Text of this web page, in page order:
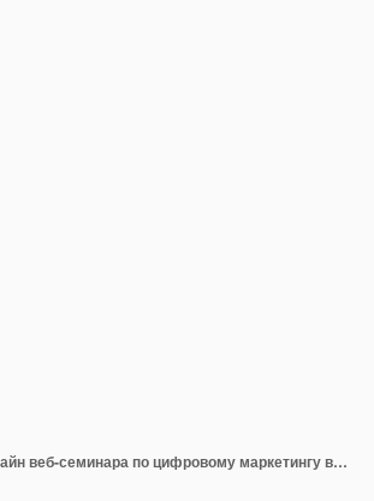
Модный дизайн веб-семинара по цифровому маркетингу в социальных сетях.